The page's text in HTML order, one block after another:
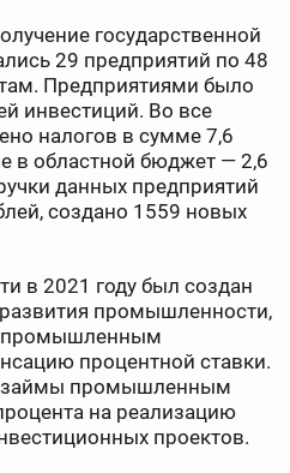
государственной
29 предприятий по 48
Предприятиями было
инвестиций. Во все
налогов в сумме 7,6
в областной бюджет — 2,6
данных предприятий
создано 1559 новых
в 2021 году был создан
промышленности,
промышленным
процентной ставки.
займы промышленным
на реализацию
проектов.